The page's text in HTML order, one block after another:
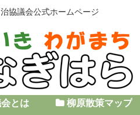
協議会公式ホームページ
とは 柳原散策マップ